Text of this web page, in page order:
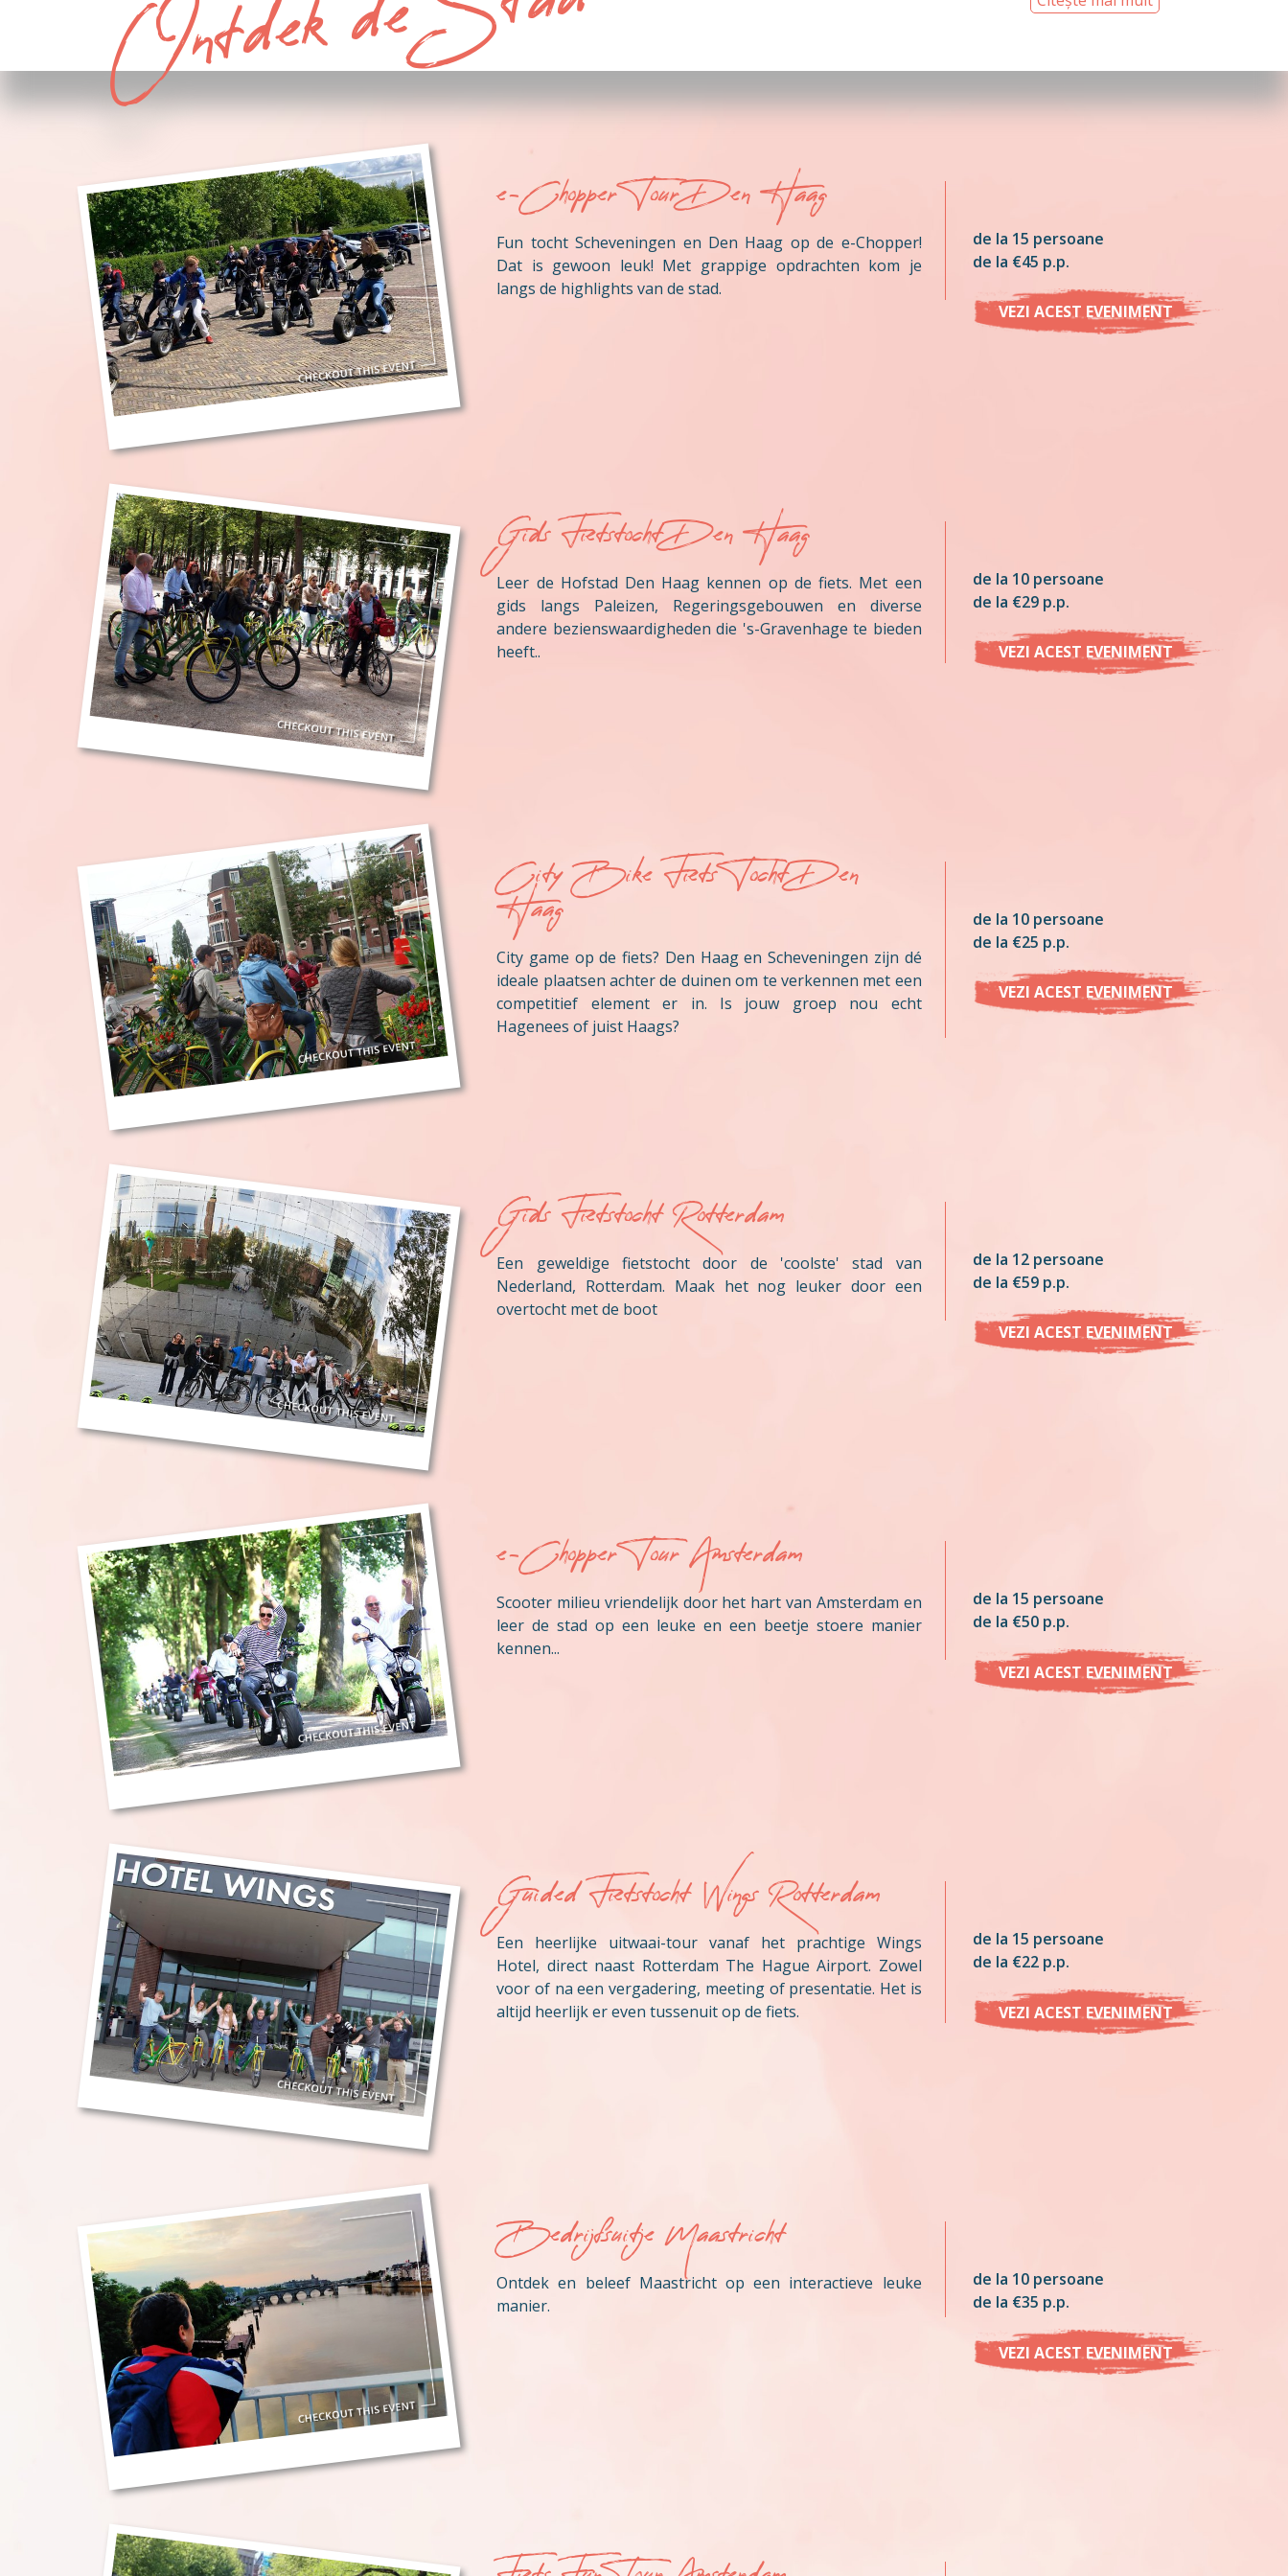
e-Chopper Tour Den Haag
Fun tocht Scheveningen en Den Haag op de e-Chopper!
Dat is gewoon leuk! Met grappige opdrachten kom je
langs de highlights van de stad.
de la 15 persoane
de la €45 p.p.
VEZI ACEST EVENIMENT
Gids Fietstocht Den Haag
Leer de Hofstad Den Haag kennen op de fiets. Met een
gids langs Paleizen, Regeringsgebouwen en diverse
andere bezienswaardigheden die 's-Gravenhage te bieden
heeft..
de la 10 persoane
de la €29 p.p.
VEZI ACEST EVENIMENT
City Bike Fiets Tocht Den
Haag
City game op de fiets? Den Haag en Scheveningen zijn dé
ideale plaatsen achter de duinen om te verkennen met een
competitief element er in. Is jouw groep nou echt
Hagenees of juist Haags?
de la 10 persoane
de la €25 p.p.
VEZI ACEST EVENIMENT
Gids Fietstocht Rotterdam
Een geweldige fietstocht door de 'coolste' stad van
Nederland, Rotterdam. Maak het nog leuker door een
overtocht met de boot
de la 12 persoane
de la €59 p.p.
VEZI ACEST EVENIMENT
e-Chopper Tour Amsterdam
Scooter milieu vriendelijk door het hart van Amsterdam en
leer de stad op een leuke en een beetje stoere manier
kennen...
de la 15 persoane
de la €50 p.p.
VEZI ACEST EVENIMENT
Guided Fietstocht Wings Rotterdam
Een heerlijke uitwaai-tour vanaf het prachtige Wings
Hotel, direct naast Rotterdam The Hague Airport. Zowel
voor of na een vergadering, meeting of presentatie. Het is
altijd heerlijk er even tussenuit op de fiets.
de la 15 persoane
de la €22 p.p.
VEZI ACEST EVENIMENT
Bedrijfsuitje Maastricht
Ontdek en beleef Maastricht op een interactieve leuke
manier.
de la 10 persoane
de la €35 p.p.
VEZI ACEST EVENIMENT